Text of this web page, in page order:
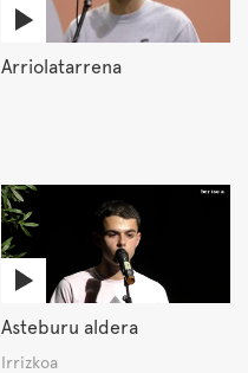
Arriolatarrena
Asteburu aldera
Irrizkoa